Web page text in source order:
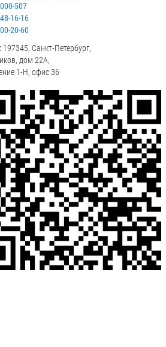
507
16-16
20-60
197345, Санкт-Петербург,
дом 22А,
1-Н, офис 36